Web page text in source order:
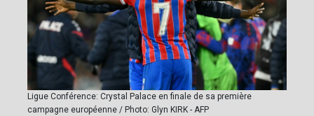
Ligue Conférence: Crystal Palace en finale de sa première
campagne européenne / Photo: Glyn KIRK - AFP